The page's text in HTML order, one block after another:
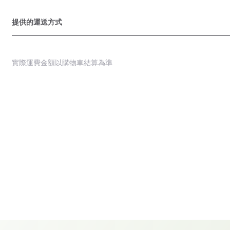
提供的運送方式
實際運費金額以購物車結算為準